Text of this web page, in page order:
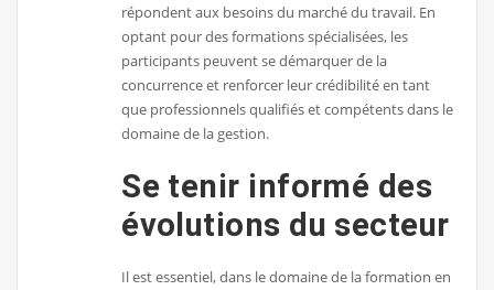
répondent aux besoins du marché du travail. En
optant pour des formations spécialisées, les
participants peuvent se démarquer de la
concurrence et renforcer leur crédibilité en tant
que professionnels qualifiés et compétents dans le
domaine de la gestion.
Se tenir informé des
évolutions du secteur
Il est essentiel, dans le domaine de la formation en